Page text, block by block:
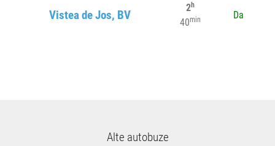
Vistea de Jos, BV
2h
40min Da
Alte autobuze